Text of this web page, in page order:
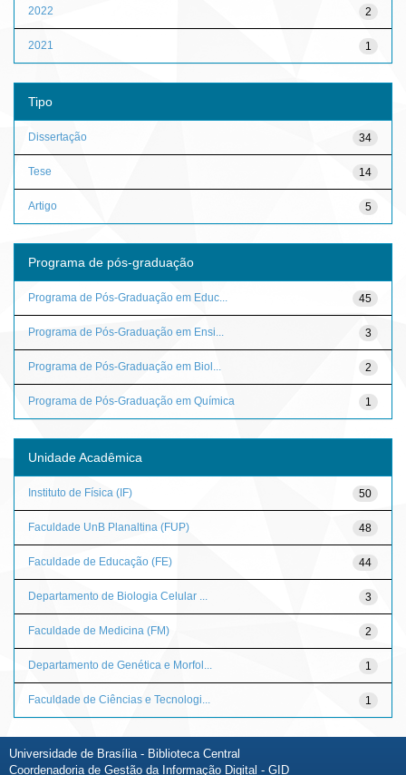
2
2022
1
2021
Tipo
34
Dissertação
14
Tese
5
Artigo
Programa de pós-graduação
45
Programa de Pós-Graduação em Educ...
3
Programa de Pós-Graduação em Ensi...
2
Programa de Pós-Graduação em Biol...
1
Programa de Pós-Graduação em Química
Unidade Acadêmica
50
Instituto de Física (IF)
48
Faculdade UnB Planaltina (FUP)
44
Faculdade de Educação (FE)
3
Departamento de Biologia Celular ...
2
Faculdade de Medicina (FM)
1
Departamento de Genética e Morfol...
1
Faculdade de Ciências e Tecnologi...
Universidade de Brasília - Biblioteca Central
Coordenadoria de Gestão da Informação Digital - GID